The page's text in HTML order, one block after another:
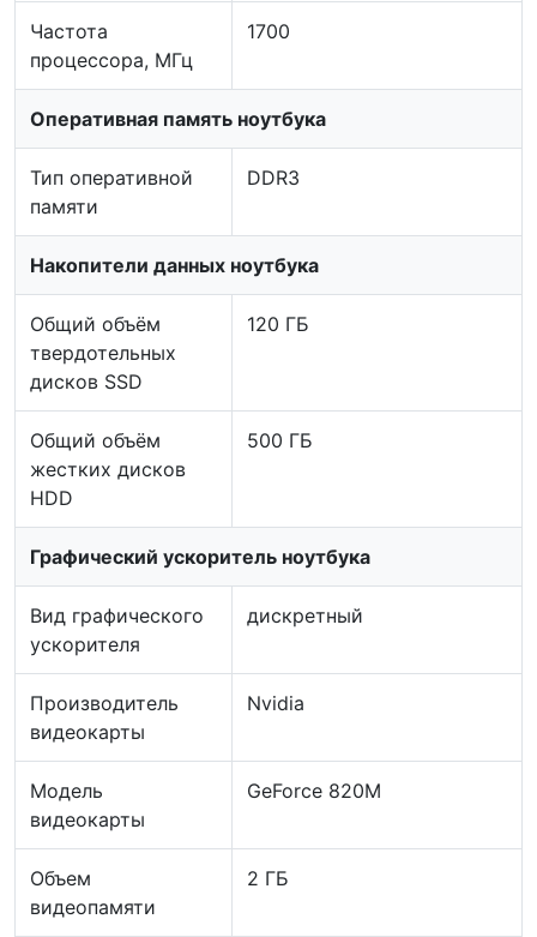
Частота
процессора, МГц
1700
Оперативная память ноутбука
Тип оперативной
памяти
DDR3
Накопители данных ноутбука
Общий объём
твердотельных
дисков SSD
120 ГБ
Общий объём
жестких дисков
HDD
500 ГБ
Графический ускоритель ноутбука
Вид графического
ускорителя
дискретный
Производитель
видеокарты
Nvidia
Модель
видеокарты
GeForce 820M
Объем
видеопамяти
2 ГБ